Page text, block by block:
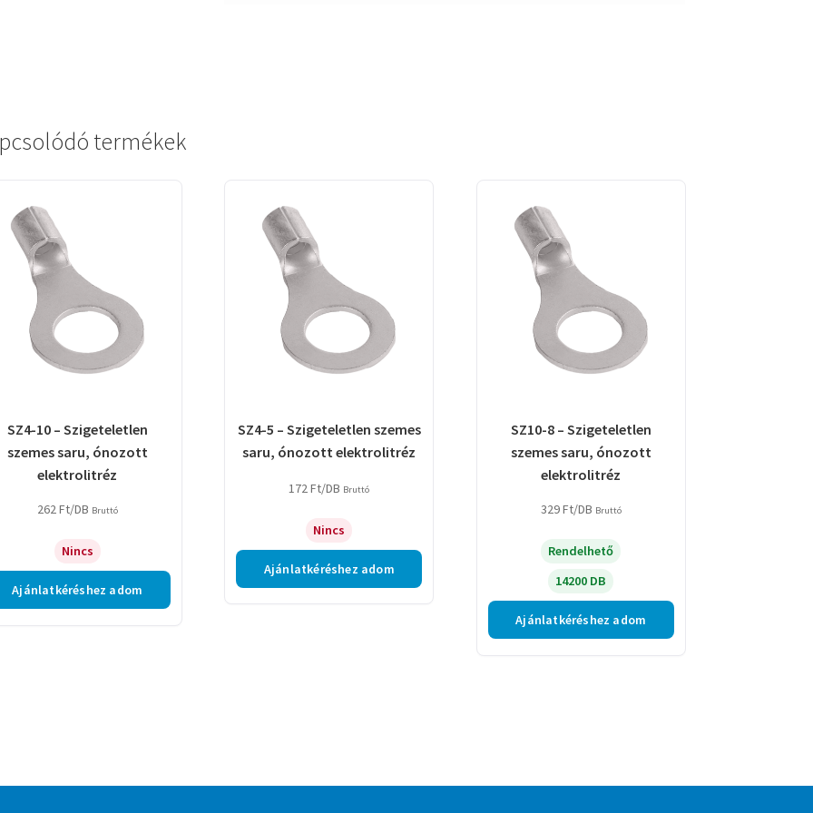
termékek
SZ4-10 – Szigeteletlen
szemes saru, ónozott
elektrolitréz
262Ft/DB Bruttó
Nincs
Ajánlatkéréshez adom
SZ4-5 – Szigeteletlen szemes
saru, ónozott elektrolitréz
172Ft/DB Bruttó
Nincs
Ajánlatkéréshez adom
SZ10-8 – Szigeteletlen
szemes saru, ónozott
elektrolitréz
329Ft/DB Bruttó
Rendelhető
14200 DB
Ajánlatkéréshez adom